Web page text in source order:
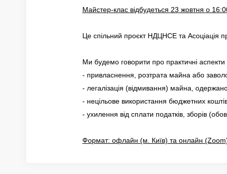
Майстер-клас відбудеться 23 жовтня о
Це спільний проєкт НДЦНСЕ та Асоціація
Ми будемо говорити про практичні
- привласнення, розтрата майна або
- легалізація (відмивання) майна,
- нецільове використання бюджетних
- ухилення від сплати податків, зборів
Формат: офлайн (м. Київ) та онлайн